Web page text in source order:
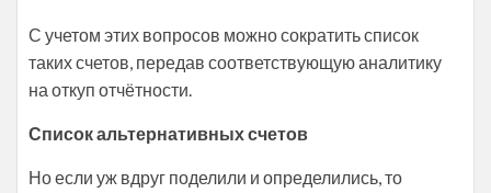
С учетом этих вопросов можно сократить список
таких счетов, передав соответствующую аналитику
на откуп отчётности.
Список альтернативных счетов
Но если уж вдруг поделили и определились, то